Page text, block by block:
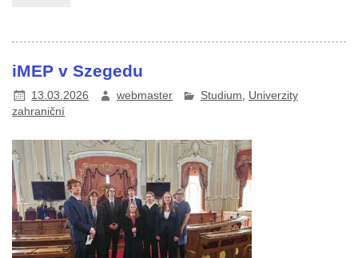
iMEP v Szegedu
13.03.2026 webmaster Studium
Univerzity
zahraniční